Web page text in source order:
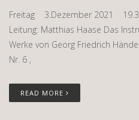
Freitag 3.Dezember 2021
Leitung: Matthias Haase Das
Werke von Georg Friedrich
Nr. 6 ,
READ MORE